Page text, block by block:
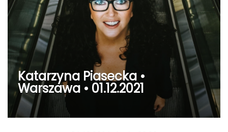
Katarzyna Piasecka •
Warszawa • 01.12.2021